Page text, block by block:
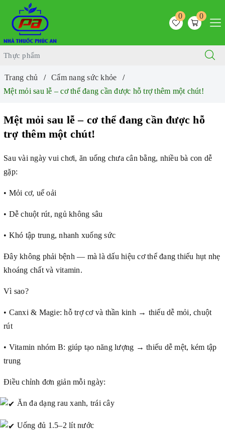
0
0
Trang chủ
Cẩm nang sức khỏe
Mệt mỏi sau lễ – cơ thể đang cần được hỗ trợ thêm một chút!
Mệt mỏi sau lễ – cơ thể đang cần được hỗ
trợ thêm một chút!
Sau vài ngày vui chơi, ăn uống chưa cân bằng, nhiều bà con dễ
gặp:
• Mỏi cơ, uể oải
• Dễ chuột rút, ngủ không sâu
• Khó tập trung, nhanh xuống sức
Đây không phải bệnh — mà là dấu hiệu cơ thể đang thiếu hụt nhẹ
khoáng chất và vitamin.
Vì sao?
• Canxi & Magie: hỗ trợ cơ và thần kinh → thiếu dễ mỏi, chuột
rút
• Vitamin nhóm B: giúp tạo năng lượng → thiếu dễ mệt, kém tập
trung
Điều chỉnh đơn giản mỗi ngày:
Ăn đa dạng rau xanh, trái cây
Uống đủ 1.5–2 lít nước